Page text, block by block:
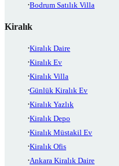
Bodrum Satılık Villa
Kiralık
Kiralık Daire
Kiralık Ev
Kiralık Villa
Günlük Kiralık Ev
Kiralık Yazlık
Kiralık Depo
Kiralık Müstakil Ev
Kiralık Ofis
Ankara Kiralık Daire